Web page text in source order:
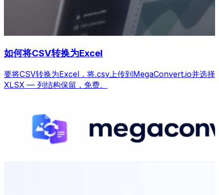
如何将CSV转换为Excel
要将CSV转换为Excel，将.csv上传到MegaConvert.io并选择
XLSX — 列结构保留，免费。